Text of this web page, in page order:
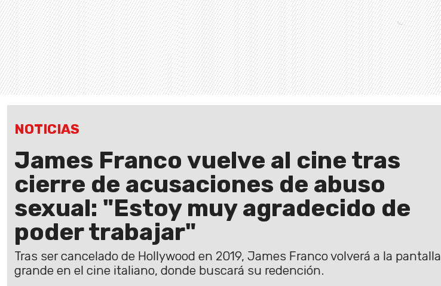
NOTICIAS
James Franco vuelve al cine tras
cierre de acusaciones de abuso
sexual: "Estoy muy agradecido de
poder trabajar"
Tras ser cancelado de Hollywood en 2019, James Franco volverá a la pantalla
grande en el cine italiano, donde buscará su redención.